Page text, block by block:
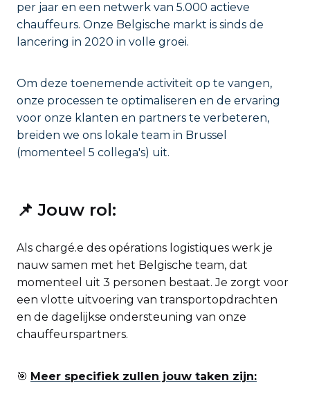
per jaar en een netwerk van 5.000 actieve
chauffeurs. Onze Belgische markt is sinds de
lancering in 2020 in volle groei.
Om deze toenemende activiteit op te vangen,
onze processen te optimaliseren en de ervaring
voor onze klanten en partners te verbeteren,
breiden we ons lokale team in Brussel
(momenteel 5 collega's) uit.
📌 Jouw rol:
Als chargé.e des opérations logistiques werk je
nauw samen met het Belgische team, dat
momenteel uit 3 personen bestaat. Je zorgt voor
een vlotte uitvoering van transportopdrachten
en de dagelijkse ondersteuning van onze
chauffeurspartners.
🎯 Meer specifiek zullen jouw taken zijn: